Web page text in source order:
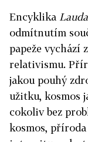
Encyklika
odmítnutím
papeže vychází
relativismu.
jakou pouhý
užitku, kosmos
cokoliv bez
kosmos,